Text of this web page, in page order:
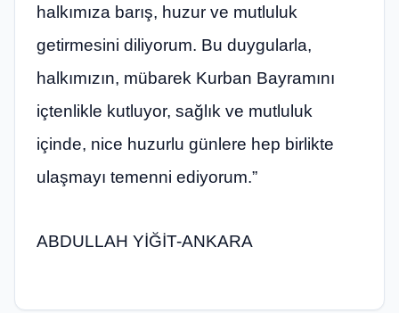
halkımıza barış, huzur ve mutluluk
getirmesini diliyorum. Bu duygularla,
halkımızın, mübarek Kurban Bayramını
içtenlikle kutluyor, sağlık ve mutluluk
içinde, nice huzurlu günlere hep birlikte
ulaşmayı temenni ediyorum.”
ABDULLAH YİĞİT-ANKARA